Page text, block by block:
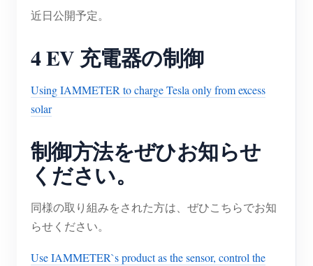
近日公開予定。
4 EV 充電器の制御
Using IAMMETER to charge Tesla only from excess
solar
制御方法をぜひお知らせ
ください。
同様の取り組みをされた方は、ぜひこちらでお知
らせください。
Use IAMMETER`s product as the sensor, control the